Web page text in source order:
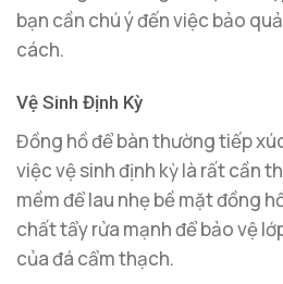
bạn cần chú ý đến việc bảo
cách.
Vệ Sinh Định Kỳ
Đồng hồ để bàn thường tiếp
việc vệ sinh định kỳ là rất cần
mềm để lau nhẹ bề mặt đồng
chất tẩy rửa mạnh để bảo vệ
của đá cẩm thạch.